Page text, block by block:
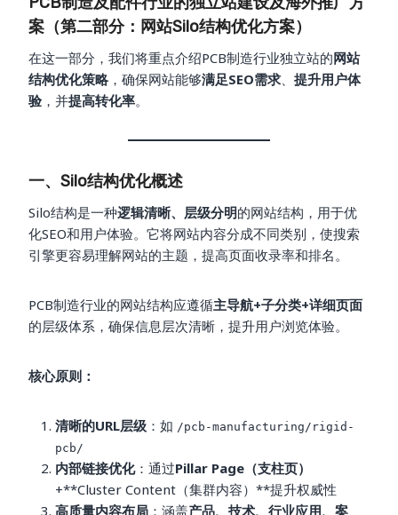
案（第二部分：网站Silo结构优化方案）
在这一部分，我们将重点介绍PCB制造行业独立站的网站
结构优化策略 ，确保网站能够满足SEO需求、 提升用户体
验，并提高转化率。
一、Silo结构优化概述
Silo结构是一种逻辑清晰、层级分明的网站结构，用于优
化SEO和用户体验。它将网站内容分成不同类别，使搜索
引擎更容易理解网站的主题，提高页面收录率和排名。
PCB制造行业的网站结构应遵循主导航+子分类+详细页面
的层级体系，确保信息层次清晰，提升用户浏览体验。
核心原则：
清晰的URL层级 ：如 /pcb-manufacturing/rigid-
pcb/
内部链接优化：通过Pillar Page（支柱页）
+**Cluster Content（集群内容）**提升权威性
高质量内容布局 ：涵盖产品、技术、行业应用、案